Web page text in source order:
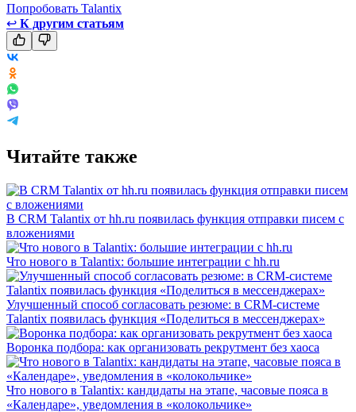
Попробовать Talantix
↩ К другим статьям
Читайте также
В CRM Talantix от hh.ru появилась функция отправки писем с
вложениями
Что нового в Talantix: большие интеграции с hh.ru
Улучшенный способ согласовать резюме: в CRM-системе
Talantix появилась функция «Поделиться в мессенджерах»
Воронка подбора: как организовать рекрутмент без хаоса
Что нового в Talantix: кандидаты на этапе, часовые пояса в
«Календаре», уведомления в «колокольчике»